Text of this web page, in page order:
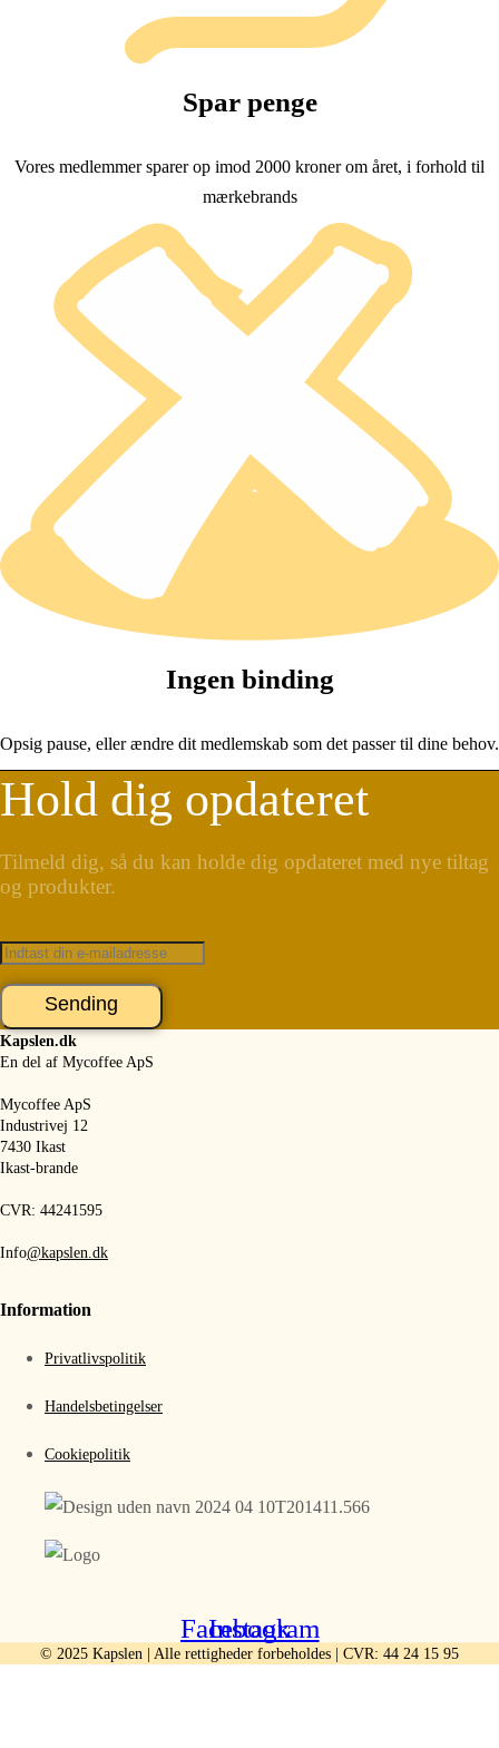
Spar penge
Vores medlemmer sparer op imod 2000 kroner om året, i forhold til
mærkebrands
Ingen binding
Opsig pause, eller ændre dit medlemskab som det passer til dine behov.
Hold dig opdateret
Tilmeld dig, så du kan holde dig opdateret med nye tiltag
og produkter.
Sending
Kapslen.dk
En del af Mycoffee ApS
Mycoffee ApS
Industrivej 12
7430 Ikast
Ikast-brande
CVR: 44241595
Info@kapslen.dk
Information
Privatlivspolitik
Handelsbetingelser
Cookiepolitik
Facebook
Instagram
© 2025 Kapslen | Alle rettigheder forbeholdes | CVR: 44 24 15 95